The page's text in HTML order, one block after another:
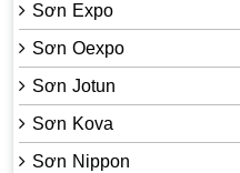
Sơn Expo
Sơn Oexpo
Sơn Jotun
Sơn Kova
Sơn Nippon